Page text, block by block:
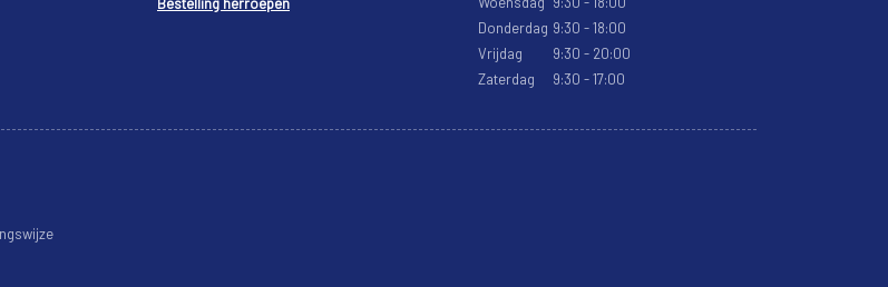
Donderdag 9:30 - 18:00
Vrijdag
9:30 - 20:00
Zaterdag
9:30 - 17:00